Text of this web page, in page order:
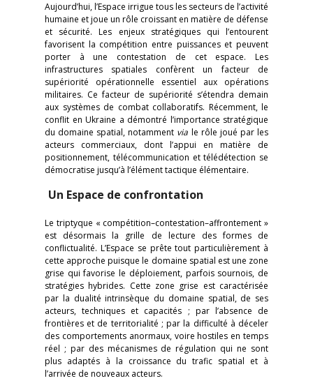
Aujourd’hui, l’Espace irrigue tous les secteurs de l’activité
humaine et joue un rôle croissant en matière de défense
et sécurité. Les enjeux stratégiques qui l’entourent
favorisent la compétition entre puissances et peuvent
porter à une contestation de cet espace. Les
infrastructures spatiales confèrent un facteur de
supériorité opérationnelle essentiel aux opérations
militaires. Ce facteur de supériorité s’étendra demain
aux systèmes de combat collaboratifs. Récemment, le
conflit en Ukraine a démontré l’importance stratégique
du domaine spatial, notamment via le rôle joué par les
acteurs commerciaux, dont l’appui en matière de
positionnement, télécommunication et télédétection se
démocratise jusqu’à l’élément tactique élémentaire.
Un Espace de confrontation
Le triptyque « compétition–contestation–affrontement »
est désormais la grille de lecture des formes de
conflictualité. L’Espace se prête tout particulièrement à
cette approche puisque le domaine spatial est une zone
grise qui favorise le déploiement, parfois sournois, de
stratégies hybrides. Cette zone grise est caractérisée
par la dualité intrinsèque du domaine spatial, de ses
acteurs, techniques et capacités ; par l’absence de
frontières et de territorialité ; par la difficulté à déceler
des comportements anormaux, voire hostiles en temps
réel ; par des mécanismes de régulation qui ne sont
plus adaptés à la croissance du trafic spatial et à
l’arrivée de nouveaux acteurs.